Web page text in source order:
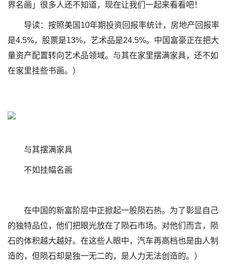
界名画」很多人还不知道，现在让我们一起来看看吧！
导读：按照美国10年期投资回报率统计，房地产回报率
是4.5%，股票是13%，艺术品是24.5%。中国富豪正在把大
量资产配置转向艺术品领域。与其在家里摆满家具，还不如
在家里挂些书画。）
与其摆满家具
不如挂幅名画
在中国的新富阶层中正掀起一股陨石热。为了彰显自己
的独特品位，他们把眼光放在了陨石市场。对他们而言，陨
石的体积越大越好。在这些人眼中，汽车再高档也是由人制
造的，但陨石却是独一无二的，是人力无法创造的。）